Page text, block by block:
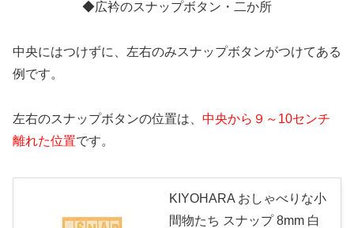
◆広衿のスナップボタン・二か所
中央にはつけずに、左右のみスナップボタンがつけてある
例です。
左右のスナップボタンの位置は、 中央から９～10センチ
離れた位置です。
KIYOHARA おしゃべりな小
間物たち スナップ 8mm 白